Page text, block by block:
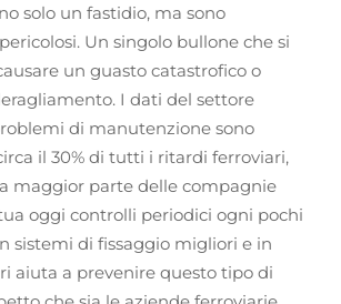
solo un fastidio, ma sono
Un singolo bullone che si
un guasto catastrofico o
I dati del settore
di manutenzione sono
il 30% di tutti i ritardi ferroviari,
maggior parte delle compagnie
oggi controlli periodici ogni pochi
sistemi di fissaggio migliori e in
aiuta a prevenire questo tipo di